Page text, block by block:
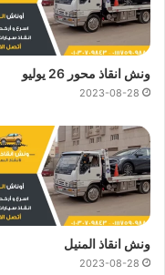
ونش انقاذ محور 26 يوليو
2023-08-28
ونش انقاذ المنيل
2023-08-28